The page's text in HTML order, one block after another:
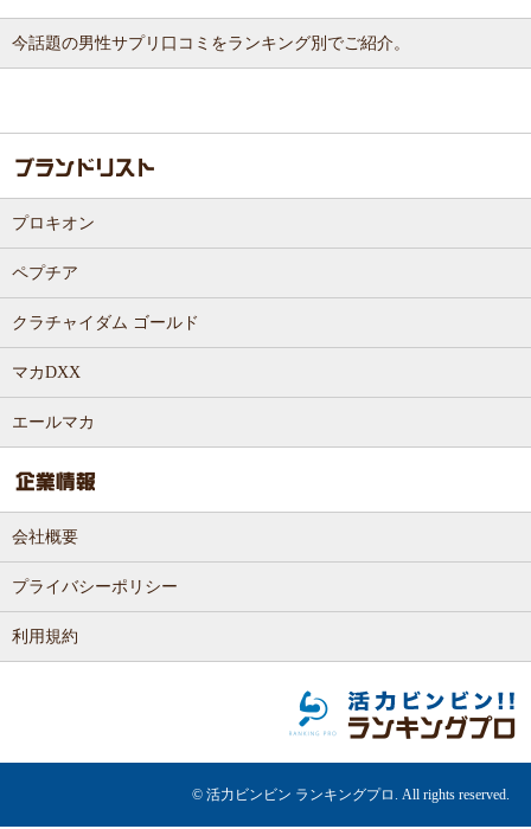
今話題の男性サプリ口コミをランキング別でご紹介。
プロキオン
ペプチア
クラチャイダム ゴールド
マカDXX
エールマカ
会社概要
プライバシーポリシー
利用規約
© 活力ビンビン ランキングプロ. All rights reserved.